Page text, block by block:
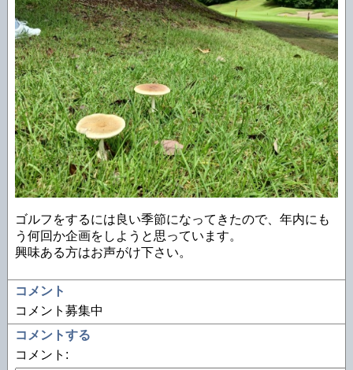
ゴルフをするには良い季節になってきたので、年内にも
う何回か企画をしようと思っています。
興味ある方はお声がけ下さい。
コメント
コメント募集中
コメントする
コメント: